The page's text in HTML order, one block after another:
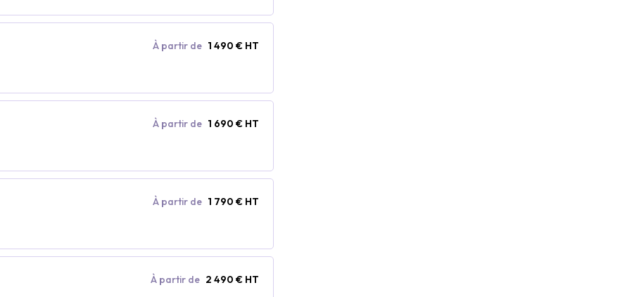
À partir de 1 490 € HT
À partir de 1 690 € HT
À partir de 1 790 € HT
À partir de 2 490 € HT